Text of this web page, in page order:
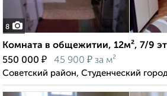
8
Комната в общежитии, 12м², 7/9
550 000 ₽ 45 900 ₽ за м²
Советский район, Студенческий